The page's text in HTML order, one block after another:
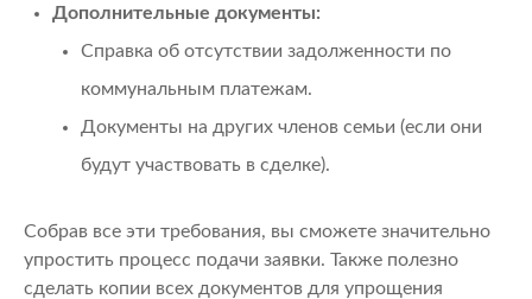
Дополнительные документы:
Справка об отсутствии задолженности по
коммунальным платежам.
Документы на других членов семьи (если они
будут участвовать в сделке).
Собрав все эти требования, вы сможете значительно
упростить процесс подачи заявки. Также полезно
сделать копии всех документов для упрощения